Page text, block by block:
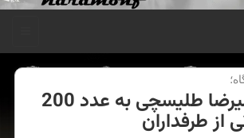
كنسرتهای علیرضا طلیسچی به عدد 200
از طرفداران